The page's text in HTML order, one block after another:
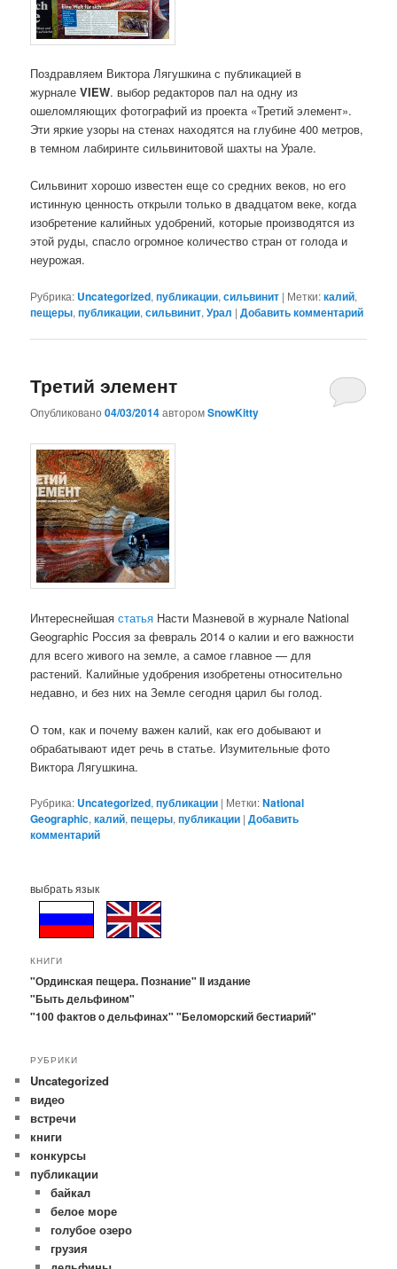
Поздравляем Виктора Лягушкина с публикацией в
журналеVIEW. выбор редакторов пал на одну из
ошеломляющих фотографий из проекта «Третий элемент».
Эти яркие узоры на стенах находятся на глубине 400 метров,
в темном лабиринте сильвинитовой шахты на Урале.
Сильвинит хорошо известен еще со средних веков, но его
истинную ценность открыли только в двадцатом веке, когда
изобретение калийных удобрений, которые производятся из
этой руды, спасло огромное количество стран от голода и
неурожая.
Рубрика: Uncategorized,публикации,сильвинит | Метки:калий,
пещеры,публикации,сильвинит,Урал |Добавить комментарий
Третий элемент
Опубликовано04/03/2014авторомSnowKitty
Интереснейшаястатья Насти Мазневой в журнале National
Geographic Россия за февраль 2014 о калии и его важности
для всего живого на земле, а самое главное — для
растений. Калийные удобрения изобретены относительно
недавно, и без них на Земле сегодня царил бы голод.
О том, как и почему важен калий, как его добывают и
обрабатывают идет речь в статье. Изумительные фото
Виктора Лягушкина.
Рубрика: Uncategorized,публикации | Метки:National
Geographic,калий,пещеры,публикации |Добавить
комментарий
выбрать язык
КНИГИ
"Ординская пещера. Познание" II издание
"Быть дельфином"
"100 фактов о дельфинах" "Беломорский бестиарий"
РУБРИКИ
Uncategorized
видео
встречи
книги
конкурсы
публикации
байкал
белое море
голубое озеро
грузия